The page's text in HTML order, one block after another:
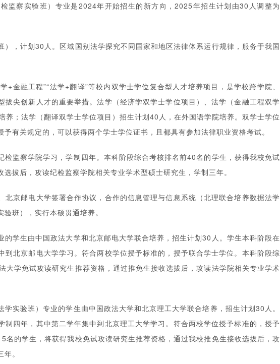
监察实验班）专业是2024年开始招生的新方向，2025年招生计划由30人调整为
，计划30人。区域国别法学探究不同国家和地区法律体系运行规律，服务于我国
+金融工程”“法学+翻译”等校内双学士学位复合型人才培养项目，是学校跨学院、
拔尖创新人才的重要举措。法学（经济学双学士学位项目）、法学（金融工程双学
养；法学（翻译双学士学位项目）招生计划40人，在外国语学院培养。双学士学位
有关规定的，可以获得两个学士学位证书，且都具有参加法律职业资格考试。
监察学院学习，学制四年。本科阶段综合考核排名前40名的学生，获得我校免试
拔后，攻读纪检监察学院相关专业学术型硕士研究生，学制三年。
北京邮电大学签署合作协议，合作的信息管理与信息系统（北理联合培养数据法学
班），实行本硕贯通培养。
学生由中国政法大学和北京邮电大学联合培养，招生计划30人。学生本科阶段在
到北京邮电大学学习。符合两校学位授予标准的，授予联合学士学位。本科阶段综
大学免试攻读研究生推荐资格，通过推免生接收选拔后，攻读法学院相关专业学术
实验班）专业的学生由中国政法大学和北京理工大学联合培养，招生计划30人。
制四年，其中第二学年集中到北京理工大学学习。符合两校学位授予标准的，授予
名的学生，将获得我校免试攻读研究生推荐资格，通过我校推免生接收选拔后，攻
。